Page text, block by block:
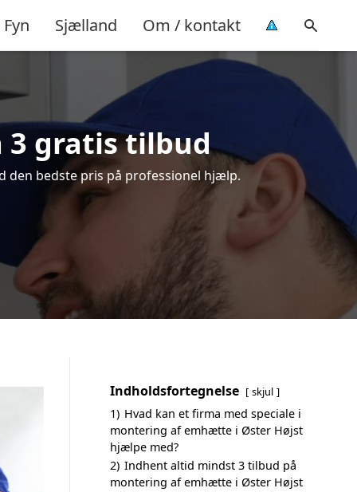
Fyn Sjælland Om / kontakt
gratis tilbud
den bedste pris på professionel hjælp.
Indholdsfortegnelse skjul
1) Hvad kan et firma med speciale i
montering af emhætte i Øster Højst
hjælpe med?
2) Indhent altid mindst 3 tilbud på
montering af emhætte i Øster Højst